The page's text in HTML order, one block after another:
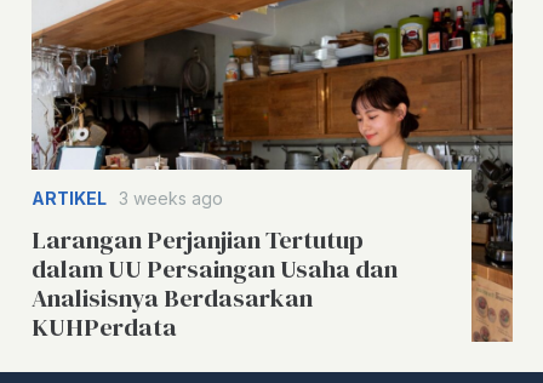
ARTIKEL 3 weeks ago
Larangan Perjanjian Tertutup
dalam UU Persaingan Usaha dan
Analisisnya Berdasarkan
KUHPerdata